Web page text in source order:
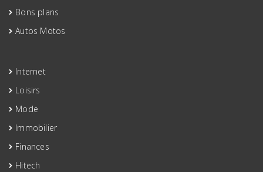
Bons plans
Autos Motos
Internet
Loisirs
Mode
Immobilier
Finances
Hitech